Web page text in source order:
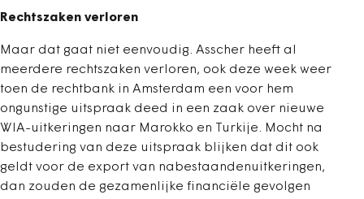
Rechtszaken verloren
Maar dat gaat niet eenvoudig. Asscher heeft al
meerdere rechtszaken verloren, ook deze week weer
toen de rechtbank in Amsterdam een voor hem
ongunstige uitspraak deed in een zaak over nieuwe
WIA-uitkeringen naar Marokko en Turkije. Mocht na
bestudering van deze uitspraak blijken dat dit ook
geldt voor de export van nabestaandenuitkeringen,
dan zouden de gezamenlijke financiële gevolgen